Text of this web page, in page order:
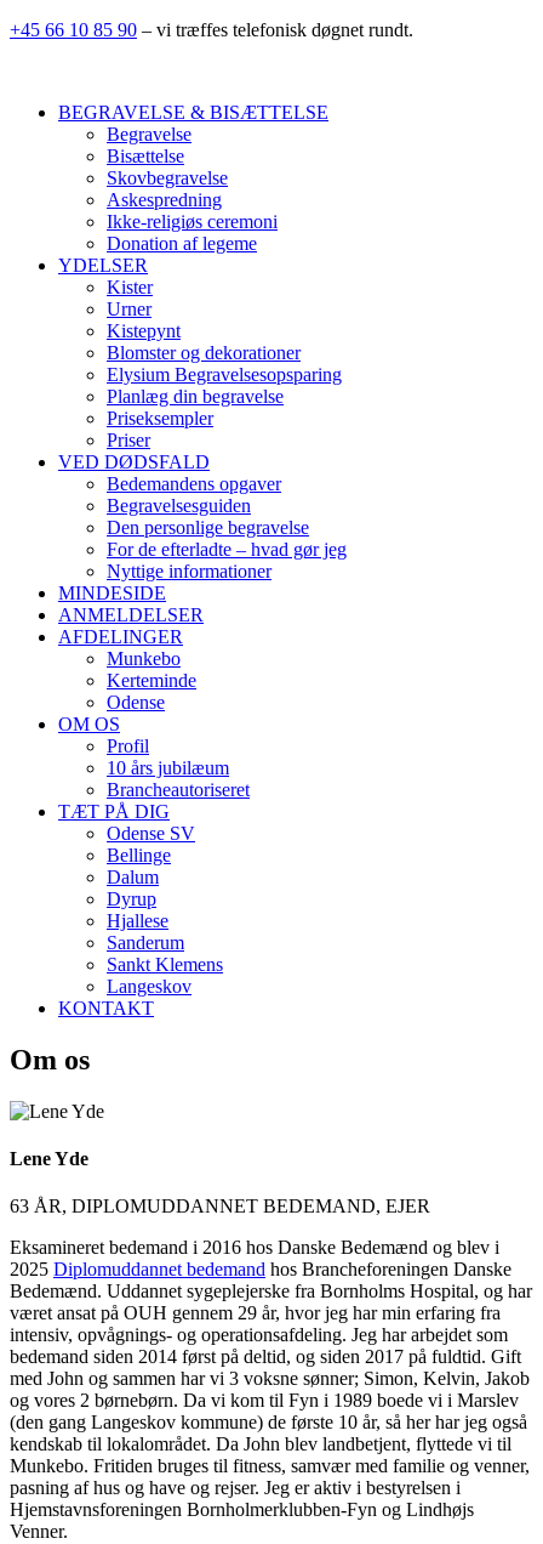
+45 66 10 85 90 – vi træffes telefonisk døgnet rundt.
BEGRAVELSE & BISÆTTELSE
Begravelse
Bisættelse
Skovbegravelse
Askespredning
Ikke-religiøs ceremoni
Donation af legeme
YDELSER
Kister
Urner
Kistepynt
Blomster og dekorationer
Elysium Begravelsesopsparing
Planlæg din begravelse
Priseksempler
Priser
VED DØDSFALD
Bedemandens opgaver
Begravelsesguiden
Den personlige begravelse
For de efterladte – hvad gør jeg
Nyttige informationer
MINDESIDE
ANMELDELSER
AFDELINGER
Munkebo
Kerteminde
Odense
OM OS
Profil
10 års jubilæum
Brancheautoriseret
TÆT PÅ DIG
Odense SV
Bellinge
Dalum
Dyrup
Hjallese
Sanderum
Sankt Klemens
Langeskov
KONTAKT
Om os
Lene Yde
63 ÅR, DIPLOMUDDANNET BEDEMAND, EJER
Eksamineret bedemand i 2016 hos Danske Bedemænd og blev i
2025 Diplomuddannet bedemand hos Brancheforeningen Danske
Bedemænd. Uddannet sygeplejerske fra Bornholms Hospital, og har
været ansat på OUH gennem 29 år, hvor jeg har min erfaring fra
intensiv, opvågnings- og operationsafdeling. Jeg har arbejdet som
bedemand siden 2014 først på deltid, og siden 2017 på fuldtid. Gift
med John og sammen har vi 3 voksne sønner; Simon, Kelvin, Jakob
og vores 2 børnebørn. Da vi kom til Fyn i 1989 boede vi i Marslev
(den gang Langeskov kommune) de første 10 år, så her har jeg også
kendskab til lokalområdet. Da John blev landbetjent, flyttede vi til
Munkebo. Fritiden bruges til fitness, samvær med familie og venner,
pasning af hus og have og rejser. Jeg er aktiv i bestyrelsen i
Hjemstavnsforeningen Bornholmerklubben-Fyn og Lindhøjs
Venner.